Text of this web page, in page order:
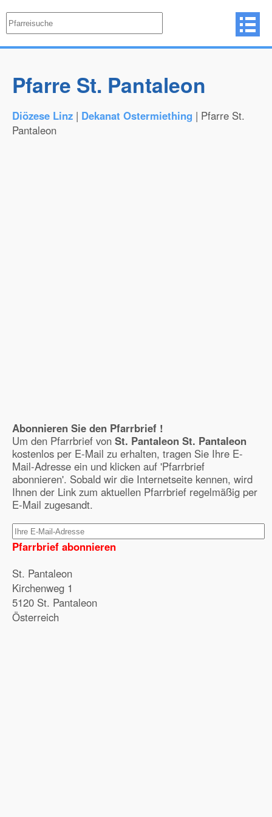
Pfarre St. Pantaleon
Diözese Linz | Dekanat Ostermiething | Pfarre St.
Pantaleon
Abonnieren Sie den Pfarrbrief !
Um den Pfarrbrief von St. Pantaleon St. Pantaleon
kostenlos per E-Mail zu erhalten, tragen Sie Ihre E-
Mail-Adresse ein und klicken auf 'Pfarrbrief
abonnieren'. Sobald wir die Internetseite kennen, wird
Ihnen der Link zum aktuellen Pfarrbrief regelmäßig per
E-Mail zugesandt.
Pfarrbrief abonnieren
St. Pantaleon
Kirchenweg 1
5120 St. Pantaleon
Österreich